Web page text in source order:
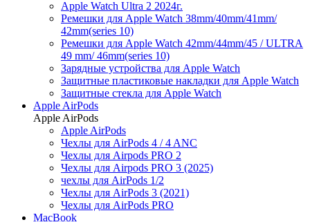
Apple Watch Ultra 2 2024г.
Ремешки для Apple Watch 38mm/40mm/41mm/
42mm(series 10)
Ремешки для Apple Watch 42mm/44mm/45 / ULTRA
49 mm/ 46mm(series 10)
Зарядные устройства для Apple Watch
Защитные пластиковые накладки для Apple Watch
Защитные стекла для Apple Watch
Apple AirPods
Apple AirPods
Apple AirPods
Чехлы для AirPods 4 / 4 ANC
Чехлы для Airpods PRO 2
Чехлы для Airpods PRO 3 (2025)
чехлы для AirPods 1/2
Чехлы для AirPods 3 (2021)
Чехлы для AirPods PRO
MacBook